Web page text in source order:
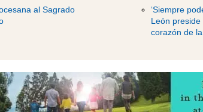
al Sagrado
‘Siempre
León
corazón de